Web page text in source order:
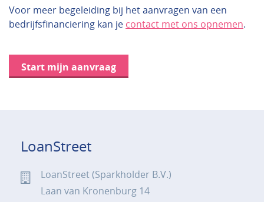
Voor meer begeleiding bij het aanvragen van een
bedrijfsfinanciering kan je contact met ons opnemen.
Start mijn aanvraag
LoanStreet
LoanStreet (Sparkholder B.V.)
Laan van Kronenburg 14